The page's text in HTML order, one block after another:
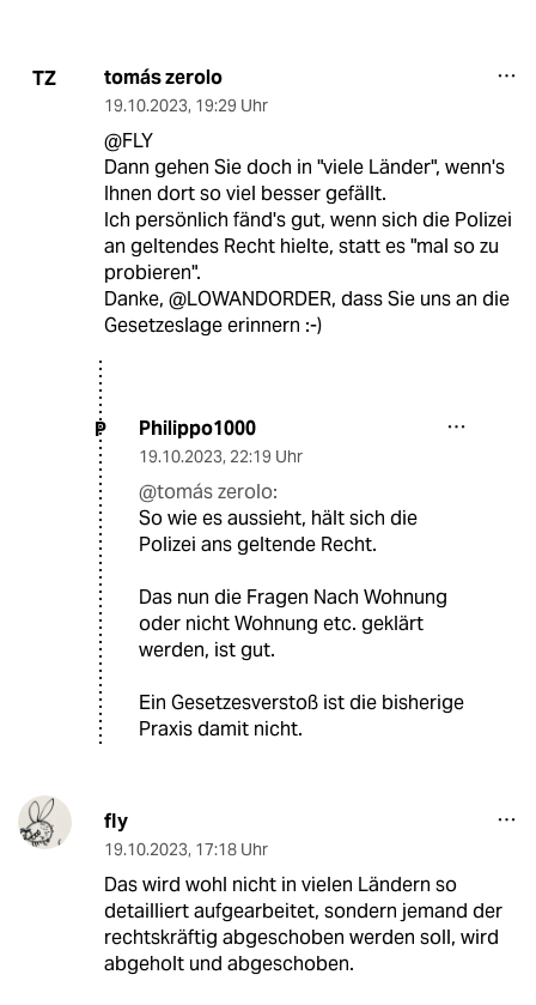
TZ tomás zerolo
19.10.2023, 19:29 Uhr
@FLY
Dann gehen Sie doch in "viele Länder", wenn's
Ihnen dort so viel besser gefällt.
Ich persönlich fänd's gut, wenn sich die Polizei
an geltendes Recht hielte, statt es "mal so zu
probieren".
Danke, @LOWANDORDER, dass Sie uns an die
Gesetzeslage erinnern :-)
P Philippo1000
19.10.2023, 22:19 Uhr
@tomás zerolo:
So wie es aussieht, hält sich die
Polizei ans geltende Recht.
Das nun die Fragen Nach Wohnung
oder nicht Wohnung etc. geklärt
werden, ist gut.
Ein Gesetzesverstoß ist die bisherige
Praxis damit nicht.
fly
19.10.2023, 17:18 Uhr
Das wird wohl nicht in vielen Ländern so
detailliert aufgearbeitet, sondern jemand der
rechtskräftig abgeschoben werden soll, wird
abgeholt und abgeschoben.